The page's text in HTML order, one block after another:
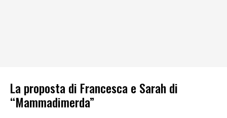
La proposta di Francesca e Sarah di
“Mammadimerda”